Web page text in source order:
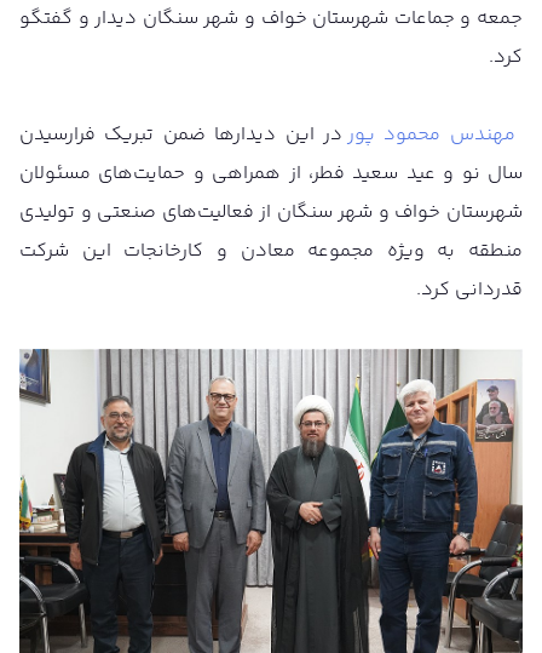
جمعه و جماعات شهرستان خواف و شهر سنگان دیدار و گفتگو
کرد.
مهندس محمود پور در این دیدارها ضمن تبریک فرارسیدن
سال نو و عید سعید فطر، از همراهی و حمایت‌های مسئولان
شهرستان خواف و شهر سنگان از فعالیت‌های صنعتی و تولیدی
منطقه به ویژه مجموعه معادن و کارخانجات این شرکت
قدردانی کرد.